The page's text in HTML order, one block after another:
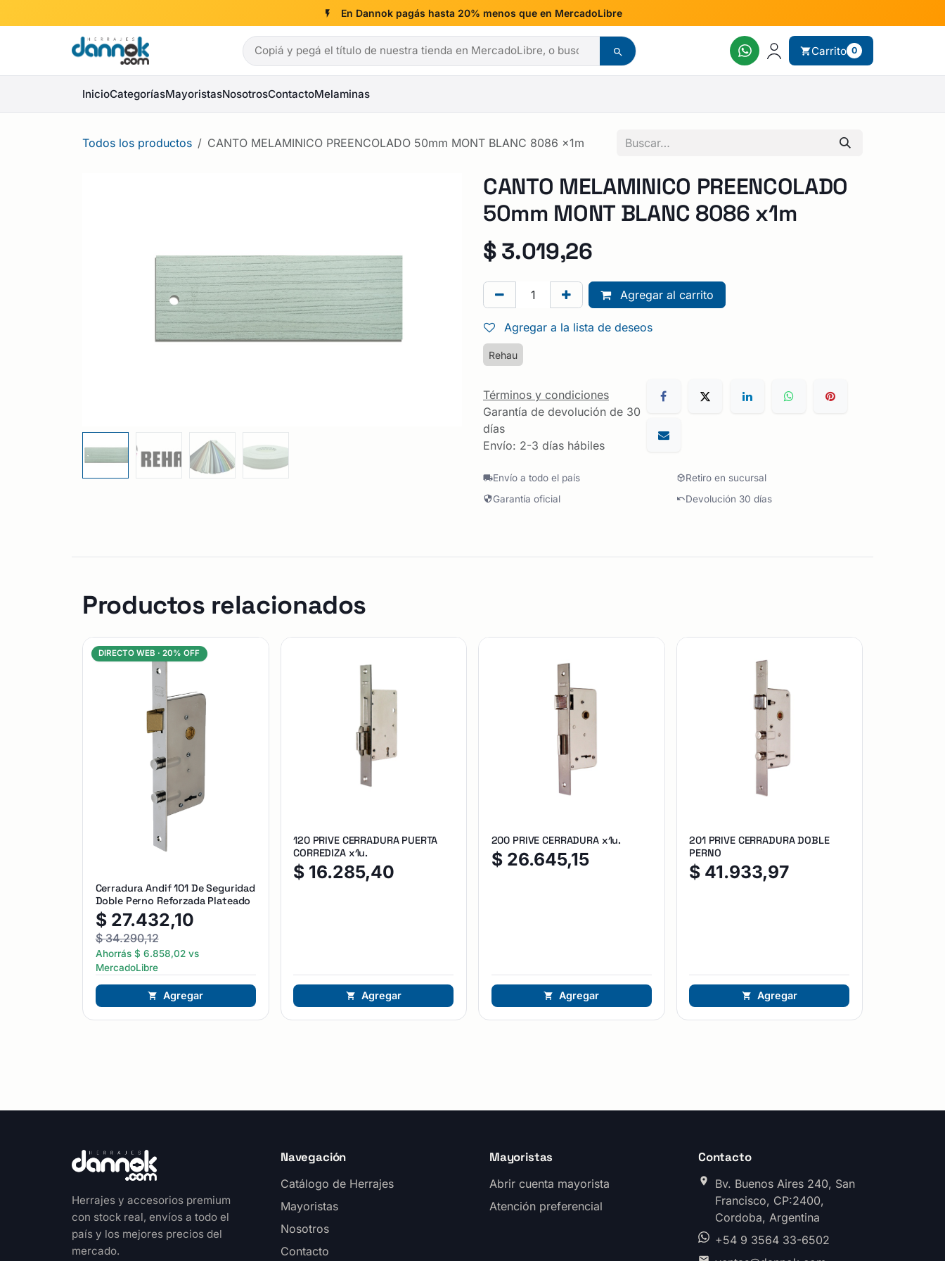
En Dannok pagás hasta 20% menos que en MercadoLibre
Carrito 0
InicioCategoríasMayoristasNosotrosContactoMelaminas
Todos los productos CANTO MELAMINICO PREENCOLADO 50mm MONT BLANC 8086 x1m
CANTO MELAMINICO PREENCOLADO
50mm MONT BLANC 8086 x1m
$ 3.019,26
Agregar al carrito
Agregar a la lista de deseos
Rehau
Términos y condiciones
Garantía de devolución de 30
días
Envío: 2-3 días hábiles
Envío a todo el país
Retiro en sucursal
Garantía oficial
Devolución 30 días
Productos relacionados
DIRECTO WEB ·20% OFF
Cerradura Andif 101 De Seguridad
Doble Perno Reforzada Plateado
$ 27.432,10
$34.290,12
Ahorrás $ 6.858,02vs
MercadoLibre
Agregar
120 PRIVE CERRADURA PUERTA
CORREDIZA x1u.
$ 16.285,40
Agregar
200 PRIVE CERRADURA x1u.
$ 26.645,15
Agregar
201 PRIVE CERRADURA DOBLE
PERNO
$ 41.933,97
Agregar
Herrajes y accesorios premium
con stock real, envíos a todo el
país y los mejores precios del
mercado.
Navegación
Catálogo de Herrajes
Mayoristas
Nosotros
Contacto
Mayoristas
Abrir cuenta mayorista
Atención preferencial
Contacto
Bv. Buenos Aires 240, San
Francisco, CP:2400,
Cordoba, Argentina
+54 9 3564 33-6502